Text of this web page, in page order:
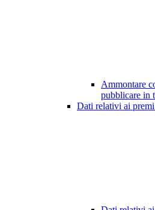
Ammontare
pubblicare in
Dati relativi ai premi